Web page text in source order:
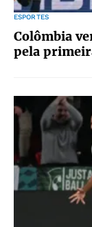
ESPORTES
Colômbia
pela